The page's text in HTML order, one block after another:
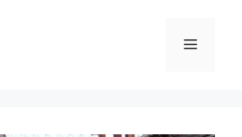
Menu